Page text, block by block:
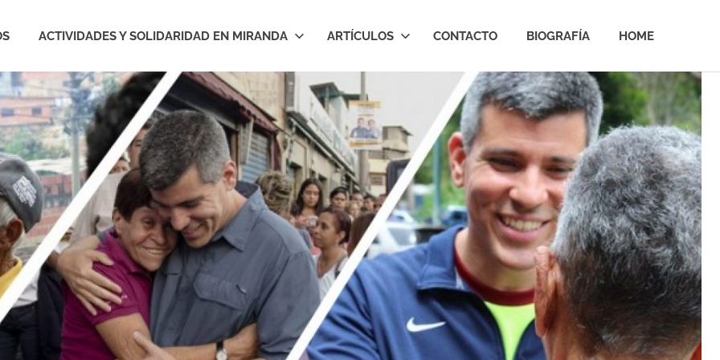
ACTIVIDADES Y SOLIDARIDAD EN MIRANDA ARTÍCULOS CONTACTO BIOGRAFÍA HOME